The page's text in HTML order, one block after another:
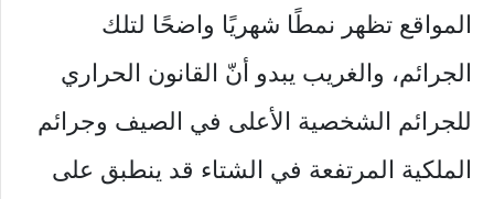
المواقع تظهر نمطًا شهريًا واضحًا لتلك
الجرائم، والغريب يبدو أنّ القانون الحراري
للجرائم الشخصية الأعلى في الصيف وجرائم
الملكية المرتفعة في الشتاء قد ينطبق على